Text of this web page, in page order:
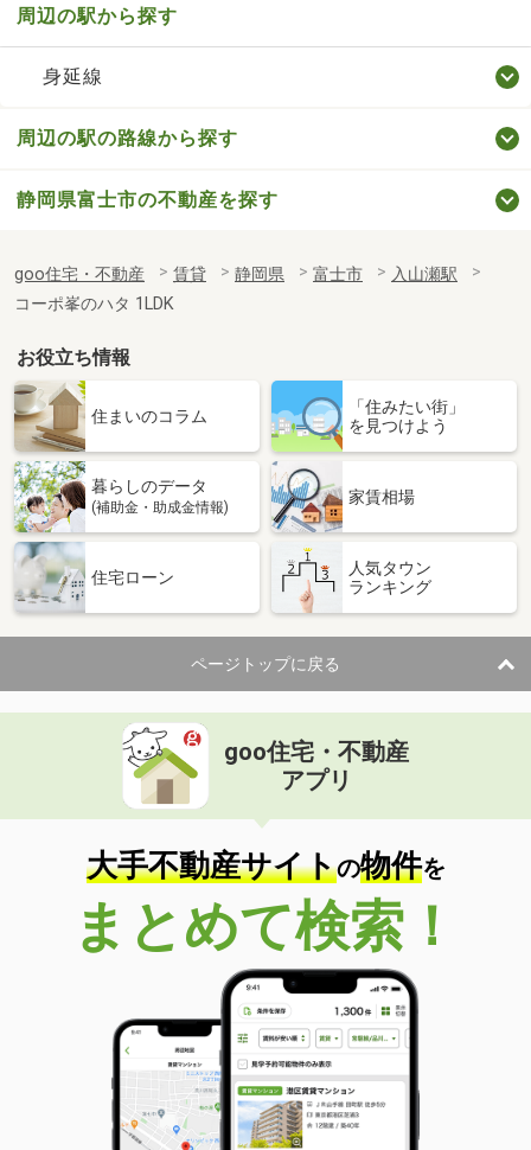
周辺の駅から探す
身延線
周辺の駅の路線から探す
静岡県富士市の不動産を探す
goo住宅・不動産 賃貸 静岡県 富士市
入山瀬駅
コーポ峯のハタ 1LDK
お役立ち情報
住まいのコラム
「住みたい街」
を見つけよう
暮らしのデータ
(補助金・助成金情報)
家賃相場
住宅ローン
人気タウン
ランキング
ページトップに戻る
goo住宅・不動産
アプリ
大手不動産サイトの物件を
まとめて検索！